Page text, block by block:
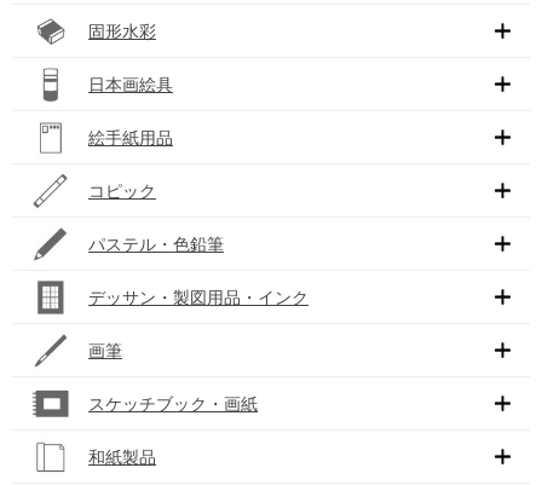
固形水彩
日本画絵具
絵手紙用品
コピック
パステル・色鉛筆
デッサン・製図用品・インク
画筆
スケッチブック・画紙
和紙製品